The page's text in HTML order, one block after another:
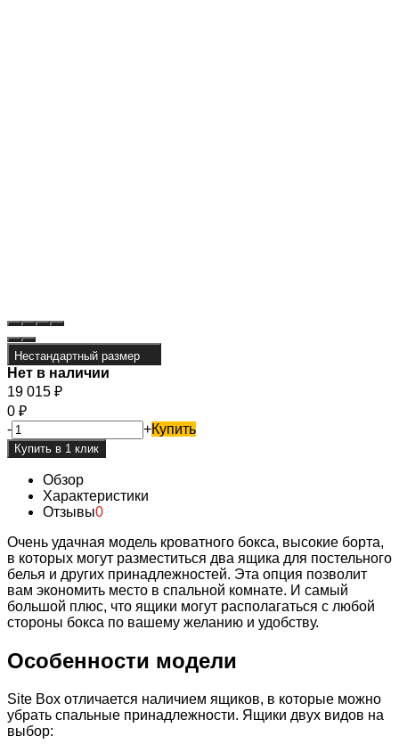
Нестандартный размер
Нет в наличии
19 015 ₽
0 ₽
-
+Купить
Обзор
Характеристики
Отзывы0
Очень удачная модель кроватного бокса, высокие борта,
в которых могут разместиться два ящика для постельного
белья и других принадлежностей. Эта опция позволит
вам экономить место в спальной комнате. И самый
большой плюс, что ящики могут располагаться с любой
стороны бокса по вашему желанию и удобству.
Особенности модели
Site Box отличается наличием ящиков, в которые можно
убрать спальные принадлежности. Ящики двух видов на
выбор: